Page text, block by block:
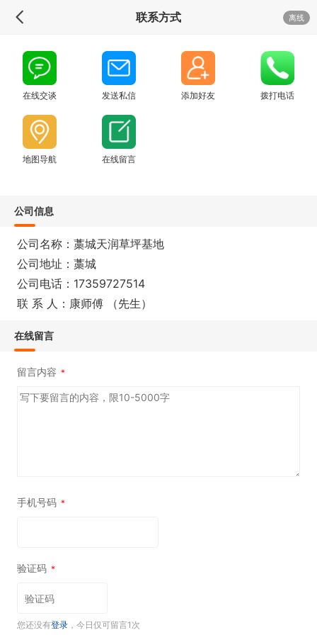
联系方式 离线
在线交谈 发送私信 添加好友 拨打电话
地图导航 在线留言
公司信息
公司名称：藁城天润草坪基地
公司地址：藁城
公司电话：17359727514
联 系 人：康师傅 （先生）
在线留言
留言内容 *
手机号码 *
验证码 *
您还没有登录 ，今日仅可留言1次